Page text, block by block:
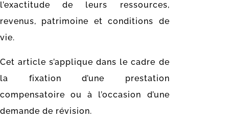
l’exactitude de leurs ressources,
revenus, patrimoine et conditions de
vie.
Cet article s’applique dans le cadre de
la fixation d’une prestation
compensatoire ou à l’occasion d’une
demande de révision.